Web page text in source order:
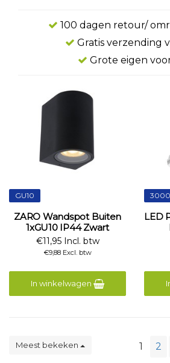
100 dagen retour/
Gratis verzending
Grote eigen
GU10
ZARO Wandspot Buiten
1xGU10 IP44 Zwart
€11,95 Incl. btw
€9,88 Excl. btw
In winkelwagen
LED
Meest bekeken 1 2